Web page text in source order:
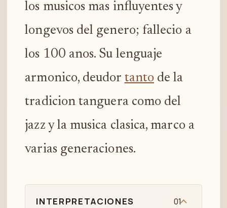
los musicos mas influyentes y
longevos del genero; fallecio a
los 100 anos. Su lenguaje
armonico, deudor tanto de la
tradicion tanguera como del
jazz y la musica clasica, marco a
varias generaciones.
INTERPRETACIONES 01